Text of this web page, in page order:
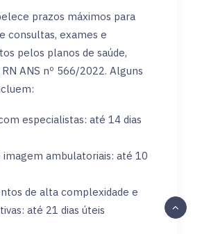
prazos máximos para
consultas, exames e
pelos planos de saúde,
ANS nº 566/2022. Alguns
especialistas: até 14 dias
imagem ambulatoriais: até 10
de alta complexidade e
até 21 dias úteis